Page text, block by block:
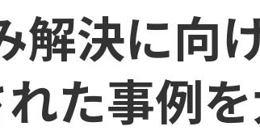
解決に向
た事例